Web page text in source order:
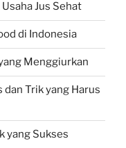
Jus Sehat
di Indonesia
Menggiurkan
dan Trik yang Harus
yang Sukses